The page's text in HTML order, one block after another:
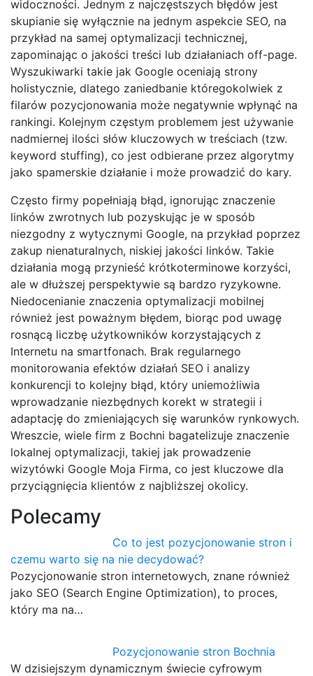
widoczności. Jednym z najczęstszych błędów jest
skupianie się wyłącznie na jednym aspekcie SEO, na
przykład na samej optymalizacji technicznej,
zapominając o jakości treści lub działaniach off-page.
Wyszukiwarki takie jak Google oceniają strony
holistycznie, dlatego zaniedbanie któregokolwiek z
filarów pozycjonowania może negatywnie wpłynąć na
rankingi. Kolejnym częstym problemem jest używanie
nadmiernej ilości słów kluczowych w treściach (tzw.
keyword stuffing), co jest odbierane przez algorytmy
jako spamerskie działanie i może prowadzić do kary.
Często firmy popełniają błąd, ignorując znaczenie
linków zwrotnych lub pozyskując je w sposób
niezgodny z wytycznymi Google, na przykład poprzez
zakup nienaturalnych, niskiej jakości linków. Takie
działania mogą przynieść krótkoterminowe korzyści,
ale w dłuższej perspektywie są bardzo ryzykowne.
Niedocenianie znaczenia optymalizacji mobilnej
również jest poważnym błędem, biorąc pod uwagę
rosnącą liczbę użytkowników korzystających z
Internetu na smartfonach. Brak regularnego
monitorowania efektów działań SEO i analizy
konkurencji to kolejny błąd, który uniemożliwia
wprowadzanie niezbędnych korekt w strategii i
adaptację do zmieniających się warunków rynkowych.
Wreszcie, wiele firm z Bochni bagatelizuje znaczenie
lokalnej optymalizacji, takiej jak prowadzenie
wizytówki Google Moja Firma, co jest kluczowe dla
przyciągnięcia klientów z najbliższej okolicy.
Polecamy
Co to jest pozycjonowanie stron i
czemu warto się na nie decydować?
Pozycjonowanie stron internetowych, znane również
jako SEO (Search Engine Optimization), to proces,
który ma na…
Pozycjonowanie stron Bochnia
W dzisiejszym dynamicznym świecie cyfrowym